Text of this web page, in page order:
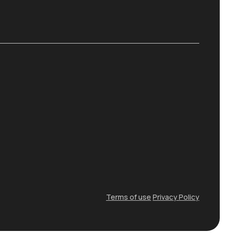
Terms of use Privacy Policy